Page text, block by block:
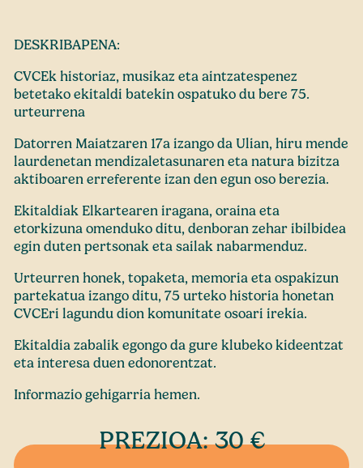
DESKRIBAPENA:
CVCEk historiaz, musikaz eta aintzatespenez
betetako ekitaldi batekin ospatuko du bere 75.
urteurrena
Datorren Maiatzaren 17a izango da Ulian, hiru mende
laurdenetan mendizaletasunaren eta natura bizitza
aktiboaren erreferente izan den egun oso berezia.
Ekitaldiak Elkartearen iragana, oraina eta
etorkizuna omenduko ditu, denboran zehar ibilbidea
egin duten pertsonak eta sailak nabarmenduz.
Urteurren honek, topaketa, memoria eta ospakizun
partekatua izango ditu, 75 urteko historia honetan
CVCEri lagundu dion komunitate osoari irekia.
Ekitaldia zabalik egongo da gure klubeko kideentzat
eta interesa duen edonorentzat.
Informazio gehigarria hemen.
PREZIOA: 30 €